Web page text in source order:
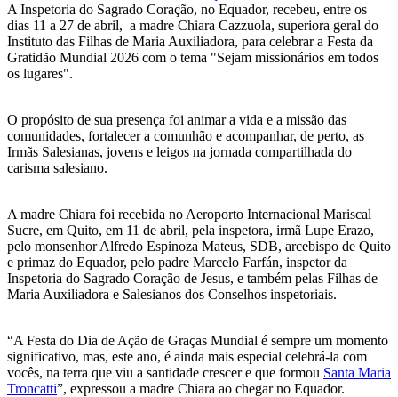
A Inspetoria do Sagrado Coração, no Equador, recebeu, entre os
dias 11 a 27 de abril, a madre Chiara Cazzuola, superiora geral do
Instituto das Filhas de Maria Auxiliadora, para celebrar a Festa da
Gratidão Mundial 2026 com o tema "Sejam missionários em todos
os lugares".
O propósito de sua presença foi animar a vida e a missão das
comunidades, fortalecer a comunhão e acompanhar, de perto, as
Irmãs Salesianas, jovens e leigos na jornada compartilhada do
carisma salesiano.
A madre Chiara foi recebida no Aeroporto Internacional Mariscal
Sucre, em Quito, em 11 de abril, pela inspetora, irmã Lupe Erazo,
pelo monsenhor Alfredo Espinoza Mateus, SDB, arcebispo de Quito
e primaz do Equador, pelo padre Marcelo Farfán, inspetor da
Inspetoria do Sagrado Coração de Jesus, e também pelas Filhas de
Maria Auxiliadora e Salesianos dos Conselhos inspetoriais.
“A Festa do Dia de Ação de Graças Mundial é sempre um momento
significativo, mas, este ano, é ainda mais especial celebrá-la com
vocês, na terra que viu a santidade crescer e que formou Santa Maria
Troncatti”, expressou a madre Chiara ao chegar no Equador.